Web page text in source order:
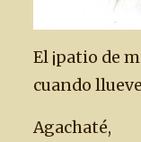
El ¡patio de
cuando
Agachaté,